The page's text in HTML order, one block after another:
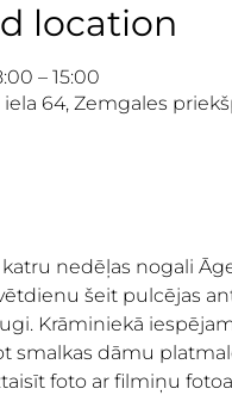
location
– 15:00
64, Zemgales
nedēļas nogali
šeit pulcējas
Krāminiekā
smalkas dāmu
foto ar filmiņu